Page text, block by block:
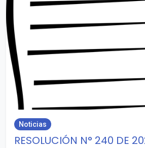
Noticias
RESOLUCIÓN N° 240 DE